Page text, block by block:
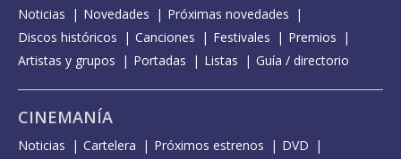
Noticias Novedades
Próximas novedades
Discos históricos
Canciones Festivales
Premios
Artistas y grupos
Portadas Listas Guía / directorio
CINEMANÍA
Noticias Cartelera Próximos estrenos
DVD